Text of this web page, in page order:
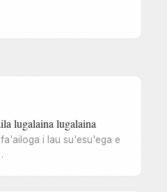
lugalaina lugalaina
i lau su'esu'ega e